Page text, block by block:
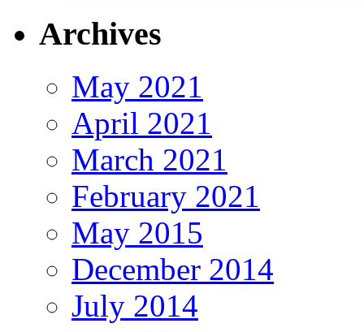
Archives
May 2021
April 2021
March 2021
February 2021
May 2015
December 2014
July 2014